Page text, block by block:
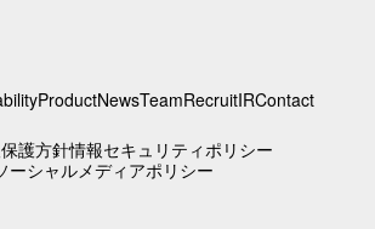
ProductNewsTeamRecruitIRContact
護方針情報セキュリティポリシー
ーシャルメディアポリシー